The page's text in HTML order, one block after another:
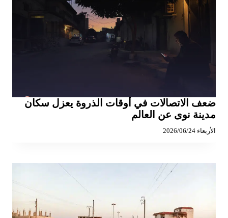
ضعف الاتصالات في أوقات الذروة يعزل سكان
مدينة نوى عن العالم
الأربعاء 2026/06/24